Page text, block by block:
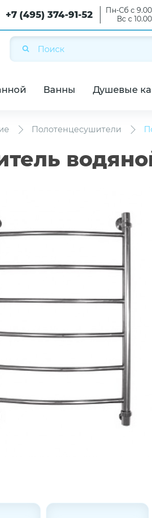
+7 (495) 374-91-52
Пн-Сб с 9.00
Вс с
Ванны Душевые
Полотенцесушители